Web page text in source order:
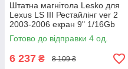
Штатна магнітола Lesko для
Lexus LS III Рестайлінг ver 2
2003-2006 екран 9" 1/16Gb
Wi-Fi GPS Base
Готово до відправки 4 од.
6 237 ₴ 8 109 ₴